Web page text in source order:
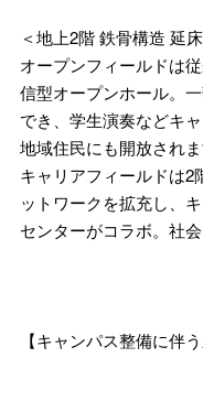
＜地上2階 鉄骨構造 延
オープンフィールドは
信型オープンホール。
でき、学生演奏などキ
地域住民にも開放されま
キャリアフィールドは2
ットワークを拡充し、
センターがコラボ。社
【キャンパス整備に伴う